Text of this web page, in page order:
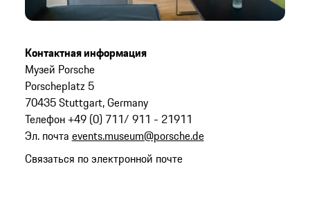
Контактная информация
Музей Porsche
Porscheplatz 5
70435 Stuttgart, Germany
Телефон +49 (0) 711/ 911 - 21911
Эл. почта events.museum@porsche.de
Связаться по электронной почте